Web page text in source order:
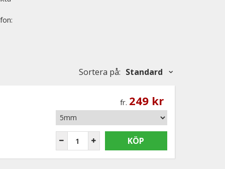
Sortera på: Standard
fr. 249 kr
KÖP